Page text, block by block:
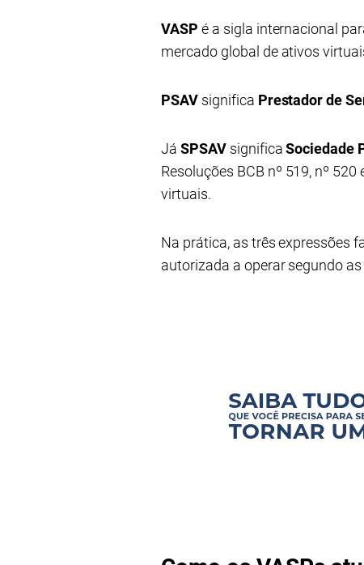
VASP é a sigla internacional
mercado global de ativos
PSAV significa Prestador de
JáSPSAV significaSociedade
Resoluções BCB nº 519, nº
virtuais.
Na prática, as três expressões
autorizada a operar segundo